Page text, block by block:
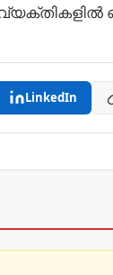
LinkedIn